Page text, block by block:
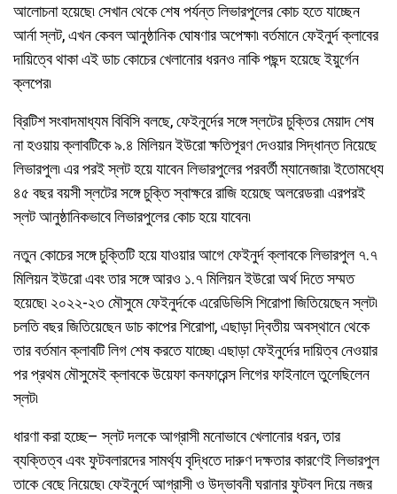
আলোচনা হয়েছে৷ সেখান থেকে শেষ পর্যন্ত লিভারপুলের কোচ হতে যাচ্ছেন
আর্না স্লট, এখন কেবল আনুষ্ঠানিক ঘোষণার অপেক্ষা৷ বর্তমানে ফেইনুর্দ ক্লাবের
দায়িত্বে থাকা এই ডাচ কোচের খেলানোর ধরনও নাকি পছন্দ হয়েছে ইয়ুর্গেন
ক্লপের৷
ব্রিটিশ সংবাদমাধ্যম বিবিসি বলছে, ফেইনুর্দের সঙ্গে স্লটের চুক্তির মেয়াদ শেষ
না হওয়ায় ক্লাবটিকে ৯.৪ মিলিয়ন ইউরো ক্ষতিপূরণ দেওয়ার সিদ্ধান্ত নিয়েছে
লিভারপুল৷ এর পরই স্লট হয়ে যাবেন লিভারপুলের পরবর্তী ম্যানেজার৷ ইতোমধ্যে
৪৫ বছর বয়সী স্লটের সঙ্গে চুক্তি স্বাক্ষরে রাজি হয়েছে অলরেডরা৷ এরপরই
স্লট আনুষ্ঠানিকভাবে লিভারপুলের কোচ হয়ে যাবেন৷
নতুন কোচের সঙ্গে চুক্তিটি হয়ে যাওয়ার আগে ফেইনুর্দ ক্লাবকে লিভারপুল ৭.৭
মিলিয়ন ইউরো এবং তার সঙ্গে আরও ১.৭ মিলিয়ন ইউরো অর্থ দিতে সম্মত
হয়েছে৷ ২০২২-২৩ মৌসুমে ফেইনুর্দকে এরেডিভিসি শিরোপা জিতিয়েছেন স্লট৷
চলতি বছর জিতিয়েছেন ডাচ কাপের শিরোপা, এছাড়া দ্বিতীয় অবস্থানে থেকে
তার বর্তমান ক্লাবটি লিগ শেষ করতে যাচ্ছে৷ এছাড়া ফেইনুর্দের দায়িত্ব নেওয়ার
পর প্রথম মৌসুমেই ক্লাবকে উয়েফা কনফারেন্স লিগের ফাইনালে তুলেছিলেন
স্লট৷
ধারণা করা হচ্ছে– স্লট দলকে আগ্রাসী মনোভাবে খেলানোর ধরন, তার
ব্যক্তিত্ব এবং ফুটবলারদের সামর্থ্য বৃদ্ধিতে দারুণ দক্ষতার কারণেই লিভারপুল
তাকে বেছে নিয়েছে৷ ফেইনুর্দে আগ্রাসী ও উদ্ভাবনী ঘরানার ফুটবল দিয়ে নজর